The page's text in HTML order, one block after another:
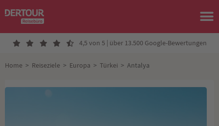
4,5 von 5 | über 13.500 Google-Bewertungen
Home > Reiseziele > Europa > Türkei > Antalya